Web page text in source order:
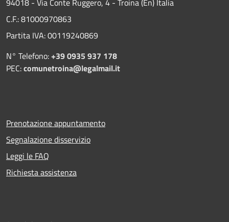
C.F.: 81000970863
Partita IVA: 00119240869
N° Telefono:+39 0935 937 178
PEC:comunetroina@legalmail.it
Prenotazione appuntamento
Segnalazione disservizio
Leggi le FAQ
Richiesta assistenza